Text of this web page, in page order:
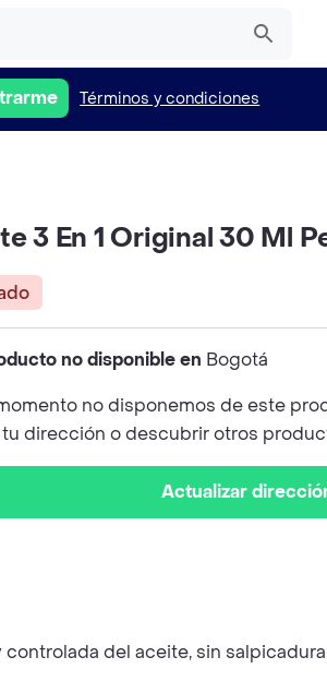
Términos y condiciones
3 En 1 Original 30 Ml
no disponible en Bogotá
no disponemos de este
tu dirección o descubrir otros
Actualizar
del aceite, sin